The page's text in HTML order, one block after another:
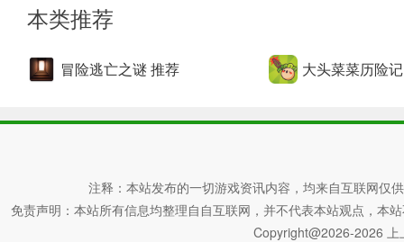
将白蘑菇生长到顶部，粉红蘑菇生长两次。
本类推荐
冒险逃亡之谜 推荐 大头菜菜历险
注释：本站发布的一切游戏资讯内容，均来自互联网仅
免责声明：本站所有信息均整理自自互联网，并不代表本站观点，本
Copyright@2026-2026